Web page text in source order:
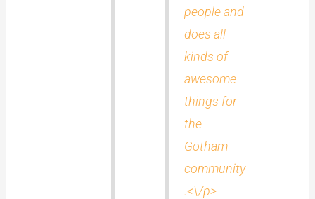
people and
does all
kinds of
awesome
things for
the
Gotham
community
.<\/p>